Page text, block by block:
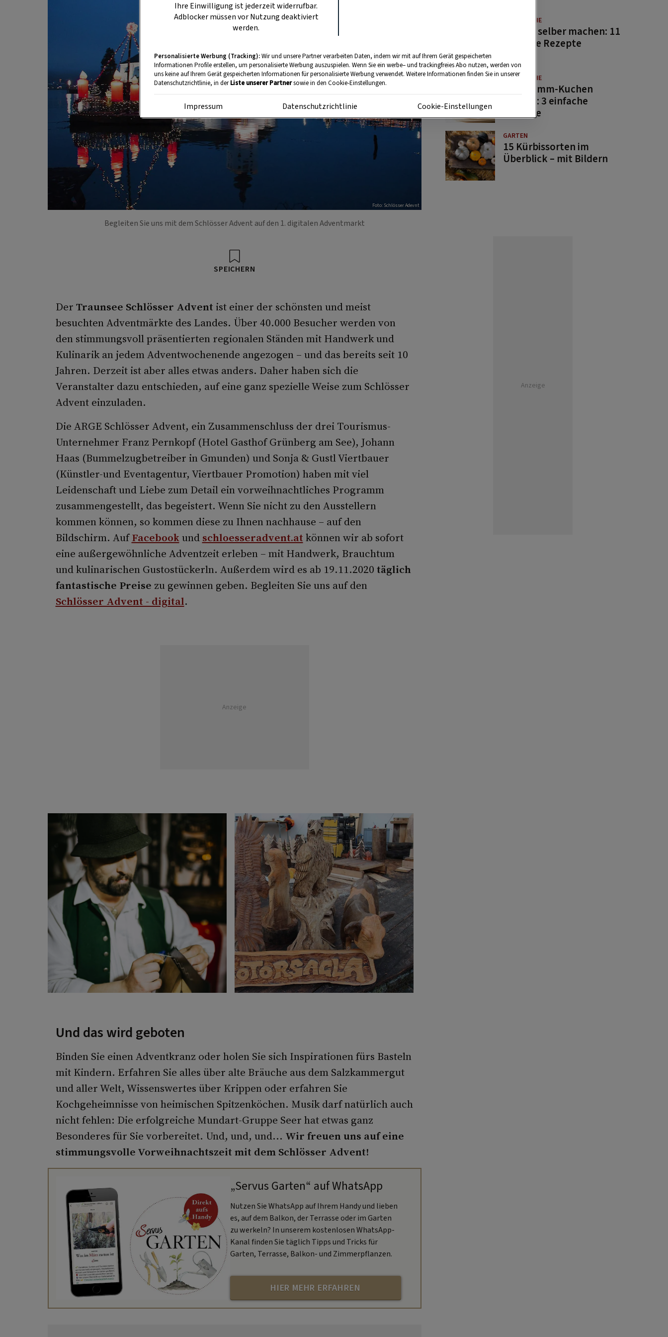
Foto: Schlösser Adevnt
Begleiten Sie uns mit dem Schlösser Advent auf den 1. digitalen Adventmarkt
SPEICHERN
Der Traunsee Schlösser Advent ist einer der schönsten und meist
besuchten Adventmärkte des Landes. Über 40.000 Besucher werden von
den stimmungsvoll präsentierten regionalen Ständen mit Handwerk und
Kulinarik an jedem Adventwochenende angezogen – und das bereits seit 10
Jahren. Derzeit ist aber alles etwas anders. Daher haben sich die
Veranstalter dazu entschieden, auf eine ganz spezielle Weise zum Schlösser
Advent einzuladen.
Die ARGE Schlösser Advent, ein Zusammenschluss der drei Tourismus-
Unternehmer Franz Pernkopf (Hotel Gasthof Grünberg am See), Johann
Haas (Bummelzugbetreiber in Gmunden) und Sonja & Gustl Viertbauer
(Künstler-und Eventagentur, Viertbauer Promotion) haben mit viel
Leidenschaft und Liebe zum Detail ein vorweihnachtliches Programm
zusammengestellt, das begeistert. Wenn Sie nicht zu den Ausstellern
kommen können, so kommen diese zu Ihnen nachhause – auf den
Bildschirm. AufFacebookund schloesseradvent.at können wir ab sofort
eine außergewöhnliche Adventzeit erleben – mit Handwerk, Brauchtum
und kulinarischen Gustostückerln. Außerdem wird es ab 19.11.2020 täglich
fantastische Preise zu gewinnen geben. Begleiten Sie uns auf den
Schlösser Advent - digital.
Anzeige
Und das wird geboten
Binden Sie einen Adventkranz oder holen Sie sich Inspirationen fürs Basteln
mit Kindern. Erfahren Sie alles über alte Bräuche aus dem Salzkammergut
und aller Welt, Wissenswertes über Krippen oder erfahren Sie
Kochgeheimnisse von heimischen Spitzenköchen. Musik darf natürlich auch
nicht fehlen: Die erfolgreiche Mundart-Gruppe Seer hat etwas ganz
Besonderes für Sie vorbereitet. Und, und, und... Wir freuen uns auf eine
stimmungsvolle Vorweihnachtszeit mit dem Schlösser Advent!
„Servus Garten“ auf WhatsApp
Nutzen Sie WhatsApp auf Ihrem Handy und lieben
es, auf dem Balkon, der Terrasse oder im Garten
zu werkeln? In unserem kostenlosen WhatsApp-
Kanal finden Sie täglich Tipps und Tricks für
Garten, Terrasse, Balkon- und Zimmerpflanzen.
HIER MEHR ERFAHREN
GUTE KÜCHE
Saucen selber machen: 11
beliebte Rezepte
GUTE KÜCHE
Osterlamm-Kuchen
backen: 3 einfache
Rezepte
GARTEN
15 Kürbissorten im
Überblick – mit Bildern
Anzeige
Ihre Einwilligung ist jederzeit widerrufbar.
Adblocker müssen vor Nutzung deaktiviert
werden.
Personalisierte Werbung (Tracking):Wir und unsere Partner verarbeiten Daten, indem wir mit auf Ihrem Gerät gespeicherten
Informationen Profile erstellen, um personalisierte Werbung auszuspielen. Wenn Sie ein werbe– und trackingfreies Abo nutzen, werden von
uns keine auf Ihrem Gerät gespeicherten Informationen für personalisierte Werbung verwendet. Weitere Informationen finden Sie in unserer
Datenschutzrichtlinie, in derListe unserer Partnersowie in den Cookie-Einstellungen.
Impressum Datenschutzrichtlinie Cookie-Einstellungen